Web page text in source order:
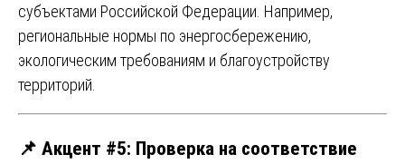
субъектами Российской Федерации. Например,
региональные нормы по энергосбережению,
экологическим требованиям и благоустройству
территорий.
📌 Акцент #5: Проверка на соответствие